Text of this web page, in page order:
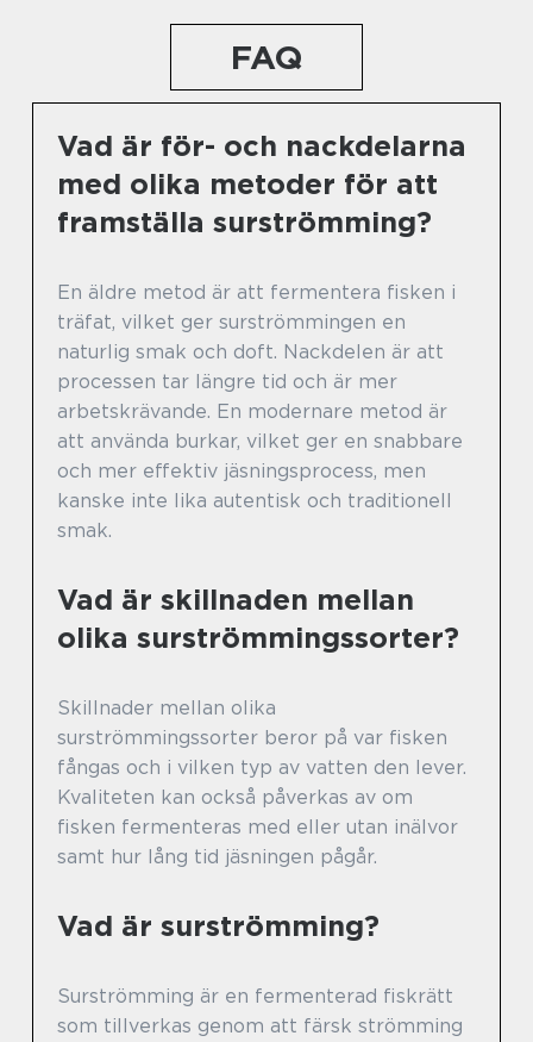
FAQ
Vad är för- och nackdelarna
med olika metoder för att
framställa surströmming?
En äldre metod är att fermentera fisken i
träfat, vilket ger surströmmingen en
naturlig smak och doft. Nackdelen är att
processen tar längre tid och är mer
arbetskrävande. En modernare metod är
att använda burkar, vilket ger en snabbare
och mer effektiv jäsningsprocess, men
kanske inte lika autentisk och traditionell
smak.
Vad är skillnaden mellan
olika surströmmingssorter?
Skillnader mellan olika
surströmmingssorter beror på var fisken
fångas och i vilken typ av vatten den lever.
Kvaliteten kan också påverkas av om
fisken fermenteras med eller utan inälvor
samt hur lång tid jäsningen pågår.
Vad är surströmming?
Surströmming är en fermenterad fiskrätt
som tillverkas genom att färsk strömming